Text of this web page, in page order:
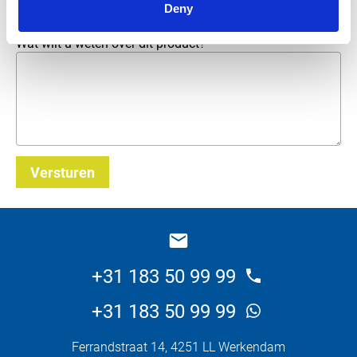
Deny
Wat wilt u weten over dit product?
Versturen
+31 183 50 99 99
+31 183 50 99 99
Ferrandstraat 14, 4251 LL Werkendam